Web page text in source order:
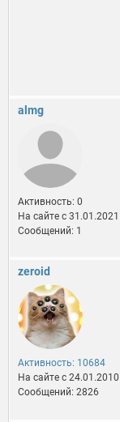
almg
Активность: 0
На сайте c 31.01.2021
Сообщений: 1
zeroid
Активность: 10684
На сайте c 24.01.2010
Сообщений: 2826